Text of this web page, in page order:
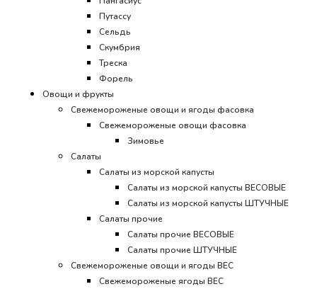
Путассу
Сельдь
Скумбрия
Треска
Форель
Овощи и фрукты
Свежемороженые овощи и ягоды фасовка
Свежемороженые овощи фасовка
Зимовье
Салаты
Салаты из морской капусты
Салаты из морской капусты ВЕСОВЫЕ
Салаты из морской капусты ШТУЧНЫЕ
Салаты прочие
Салаты прочие ВЕСОВЫЕ
Салаты прочие ШТУЧНЫЕ
Свежемороженые овощи и ягоды ВЕС
Свежемороженые ягоды ВЕС